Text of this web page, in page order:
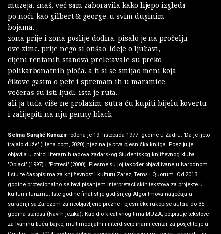
muzeja. znaš, već sam zaboravila kako lijepo izgleda
po noći. kao gilbert & george. u svim duginim
bojama.
zona prije i zona poslije dodira. pisalo je na pročelju
ove zime. prije nego si otišao. ideje o ljubavi,
cijeni rentanih stanova preletavale su preko
polikarbonatnih ploča. a ti si se smijao meni koja
čikove gasim o pete i spremam ih u maramice.
večeras su isti ljudi. ista je ruta.
ali ja tuda više ne prolazim. sutra ću kupiti bijelu kovertu
i zalijepiti na nju penny black.
Selma Sarajlić Kanazirrođena je 19. listopada 1977. godine u Zadru. "Da je ljeto
trajalo duže" (Hena.com, 2020) njezina je prva pjesnička knjiga. Poeziju je
objavila u zbirci literarnih radova zadarskog Studentskog književnog kluba
"Oblaci" (1997) i "Potresi" (2000). Pjesme su joj također objavljivane u Narodnom
listu te časopisima za književnost i kulturu Zarez, Tema i Quorum. Od 2013.
godine profesionalno se bavi pisanjem interpretacijskih tekstova za projekte u
kulturi i turizmu. Iste godine finalist je godišnjeg Algoritmova natječaja u
suradnji sa Zarezom za neobjavljene prozne i pjesničke rukopise autora do 35
godina starosti (Navrh jezika). Kao dio kreativnog tima MUZA, potpisuje tekstove
za Ivaninu kuću bajke, multimedijalni i interdisciplinarni centar za posjetitelje u